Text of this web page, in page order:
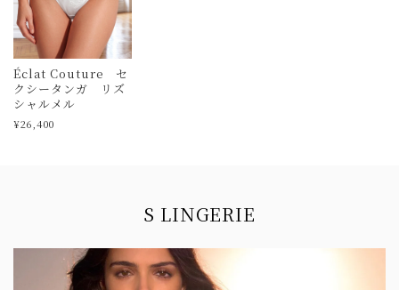
Éclat Couture セ
クシータンガ リズ
シャルメル
¥26,400
S LINGERIE